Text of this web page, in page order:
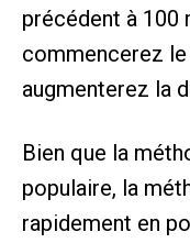
précédent à 100
commencerez
augmenterez la
Bien que la
populaire, la
rapidement en